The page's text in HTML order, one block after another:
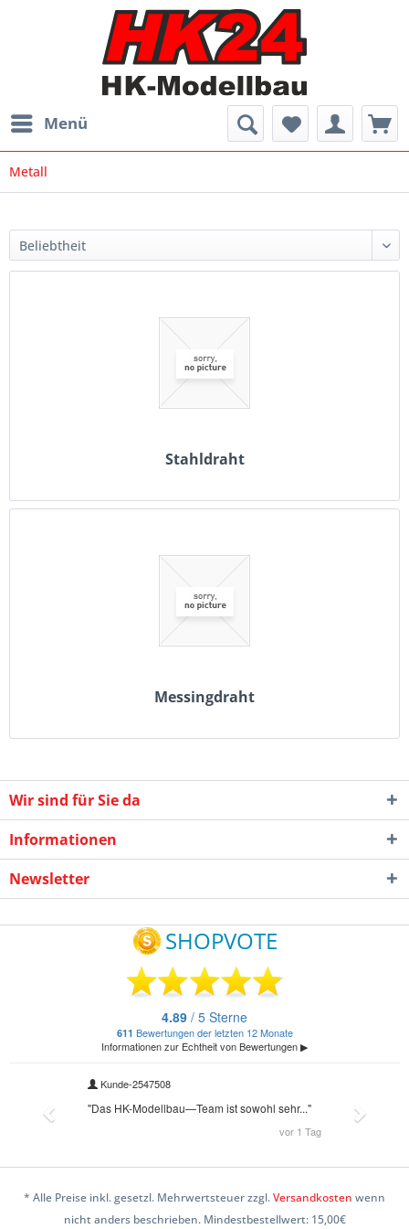
Menü
Metall
Stahldraht
Messingdraht
Wir sind für Sie da
Informationen
Newsletter
* Alle Preise inkl. gesetzl. Mehrwertsteuer zzgl.Versandkosten wenn
nicht anders beschrieben. Mindestbestellwert: 15,00€